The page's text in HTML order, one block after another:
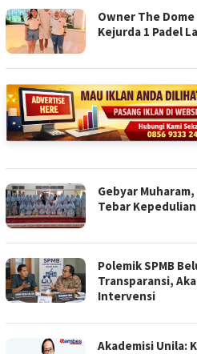
Owner The
Kejurda 1 Padel
Gebyar
Tebar
Polemik SPMB
Transparansi,
Intervensi
Akademisi Unila: